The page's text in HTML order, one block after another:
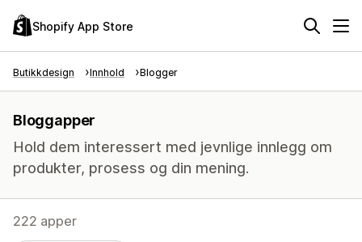
Shopify App Store
Butikkdesign Innhold Blogger
Bloggapper
Hold dem interessert med jevnlige innlegg om
produkter, prosess og din mening.
222 apper